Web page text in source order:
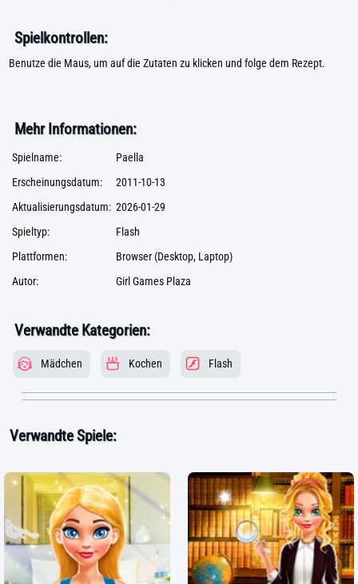
Spielkontrollen:
Benutze die Maus, um auf die Zutaten zu klicken und folge dem Rezept.
Mehr Informationen:
Spielname:
Paella
Erscheinungsdatum:
2011-10-13
Aktualisierungsdatum: 2026-01-29
Spieltyp:
Flash
Plattformen:
Browser (Desktop, Laptop)
Autor:
Girl Games Plaza
Verwandte Kategorien:
Mädchen Kochen Flash
Verwandte Spiele: